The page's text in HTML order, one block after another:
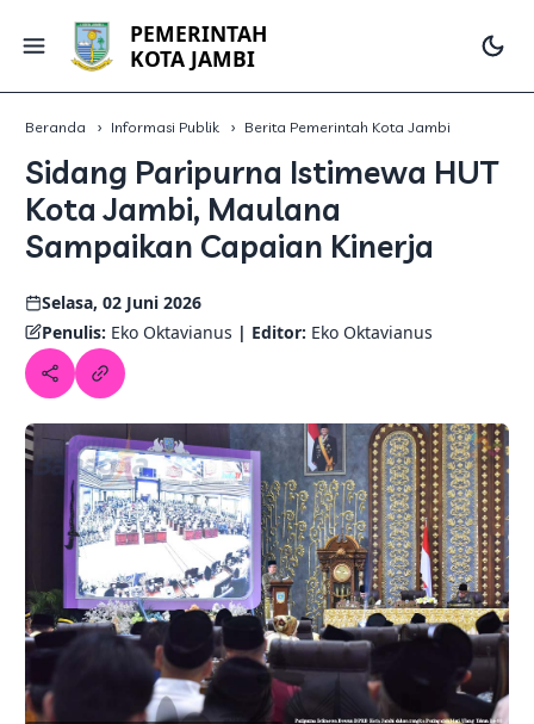
PEMERINTAH
KOTA JAMBI
Beranda Informasi Publik Berita Pemerintah Kota Jambi
Sidang Paripurna Istimewa HUT
Kota Jambi, Maulana
Sampaikan Capaian Kinerja
Selasa, 02 Juni 2026
Penulis: Eko Oktavianus | Editor: Eko Oktavianus